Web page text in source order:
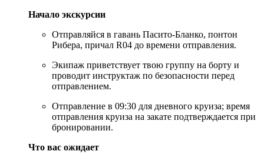
Начало экскурсии
Отправляйся в гавань Пасито-Бланко, понтон
Рибера, причал R04 до времени отправления.
Экипаж приветствует твою группу на борту и
проводит инструктаж по безопасности перед
отправлением.
Отправление в 09:30 для дневного круиза; время
отправления круиза на закате подтверждается при
бронировании.
Что вас ожидает